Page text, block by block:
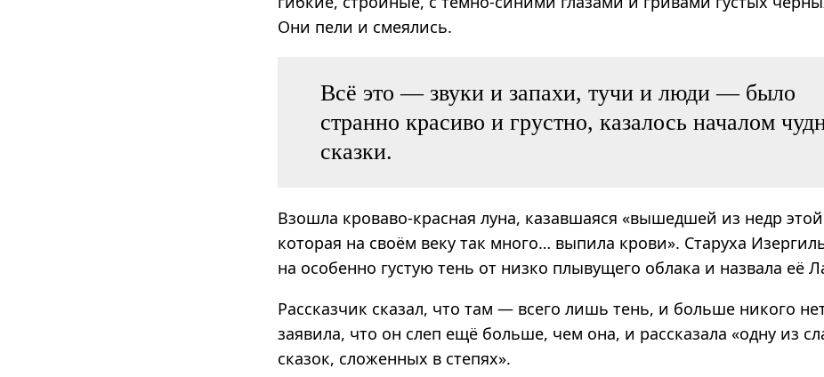
Они пели и смеялись.
Всё это — звуки и запахи, тучи и люди — было
странно красиво и грустно, казалось началом
сказки.
Взошла кроваво-красная луна, казавшаяся «вышедшей из недр
которая на своём веку так много… выпила крови». Старуха
на особенно густую тень от низко плывущего облака и назвала её
Рассказчик сказал, что там — всего лишь тень, и больше никого
заявила, что он слеп ещё больше, чем она, и рассказала «одну из
сказок, сложенных в степях».